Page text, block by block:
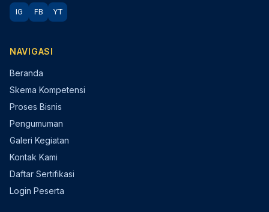
IG FB YT
NAVIGASI
Beranda
Skema Kompetensi
Proses Bisnis
Pengumuman
Galeri Kegiatan
Kontak Kami
Daftar Sertifikasi
Login Peserta